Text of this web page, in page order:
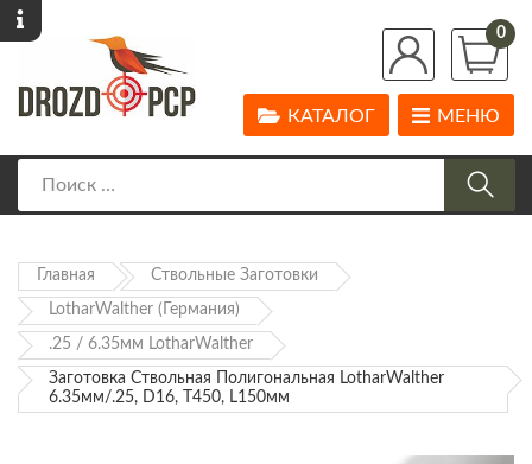
0
МЕНЮ
КАТАЛОГ
Главная Ствольные Заготовки
LotharWalther (Германия)
.25 / 6.35мм LotharWalther
Заготовка Ствольная Полигональная LotharWalther
6.35мм/.25, D16, Т450, L150мм